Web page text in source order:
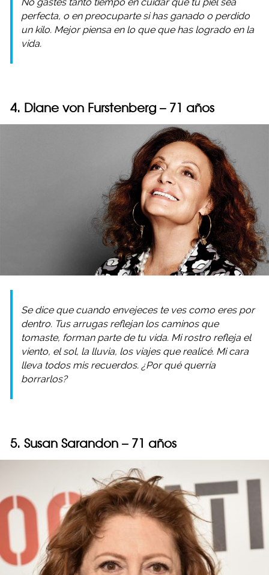
perfecta, o en preocuparte si has ganado o perdido
un kilo. Mejor piensa en lo que que has logrado en la
vida.
4. Diane von Furstenberg – 71 años
Se dice que cuando envejeces te ves como eres por
dentro. Tus arrugas reflejan los caminos que
tomaste, forman parte de tu vida. Mi rostro refleja el
viento, el sol, la lluvia, los viajes que realicé. Mi cara
lleva todos mis recuerdos. ¿Por qué querría
borrarlos?
5. Susan Sarandon – 71 años